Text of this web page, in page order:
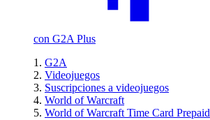
con G2A Plus
G2A
Videojuegos
Suscripciones a videojuegos
World of Warcraft
World of Warcraft Time Card Prepaid